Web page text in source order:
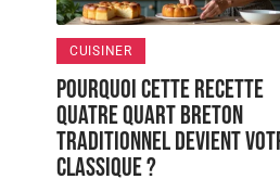
CUISINER
Pourquoi cette recette
quatre quart breton
traditionnel devient
classique ?